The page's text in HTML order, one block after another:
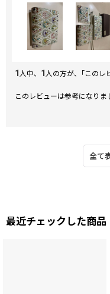
Ｌ字ファスナーの長財
なるべく荷物を持たな
していたら、お誕生日
と言ってくれたので、
ボタンで止めるお財布
次回は何を購入しよう
1人中、 1人の方が、｢このレ
このレビューは参考になりま
全て
最近チェックした商品